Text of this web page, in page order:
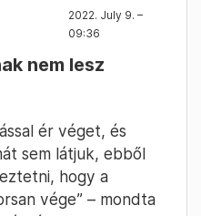
2022. July 9. –
09:36
nem lesz
ér véget, és
sem látjuk, ebből
hogy a
vége” – mondta